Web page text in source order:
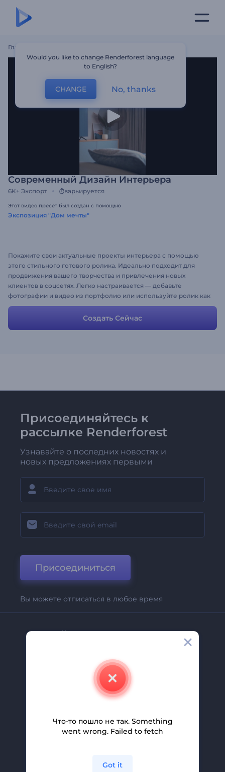
Главная
Современный Дизайн Интерьера
6K+ Экспорт варьируется
Этот видео пресет был создан с помощью
Экспозиция "Дом мечты"
Покажите свои актуальные проекты интерьера с помощью
этого стильного готового ролика. Идеально подходит для
продвижения вашего творчества и привлечения новых
клиентов в соцсетях. Легко настраивается — добавьте
фотографии и видео из портфолио или используйте ролик как
есть для профессионального и эффектного показа. Создайте
сейчас и поднимите уровень своей страницы!
Создать Сейчас
Присоединяйтесь к
рассылке Renderforest
Узнавайте о последних новостях и
новых предложениях первыми
Присоединиться
Вы можете отписаться в любое время
Компания
Свяжитесь С Нами
Помощь И Поддержка
Партнерская Программа
Политика Конфиденциальности
Would you like to change Renderforest language
to English?
CHANGE No, thanks
Что-то пошло не так. Something
went wrong. Failed to fetch
Got it